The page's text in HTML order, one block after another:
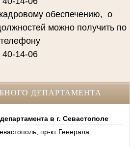
обеспечению, о
можно получить по
телефону
40-14-06
ДЕПАРТАМЕНТА
в г. Севастополе
пр-кт Генерала